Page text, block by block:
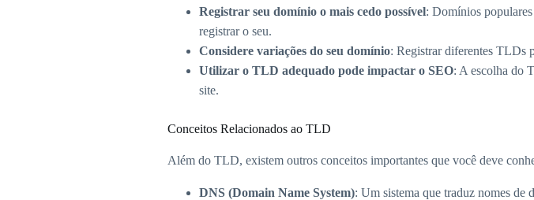
Registrar seu domínio o mais cedo possível: Domínios
registrar o seu.
Considere variações do seu domínio: Registrar diferentes TLDs
Utilizar o TLD adequado pode impactar o SEO: A escolha do
site.
Conceitos Relacionados ao TLD
Além do TLD, existem outros conceitos importantes que você deve
DNS (Domain Name System): Um sistema que traduz nomes de